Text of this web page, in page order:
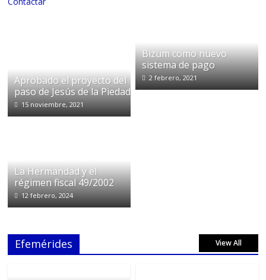
Aprobado el proyecto del
paso de Jesús de la Piedad
15 noviembre, 2021
Bizum como nuevo
sistema de pago
2 febrero, 2021
La Hermandad y el
régimen fiscal 49/2002
12 febrero, 2024
Efemérides View All